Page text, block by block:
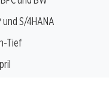
S/4HANA
Tief